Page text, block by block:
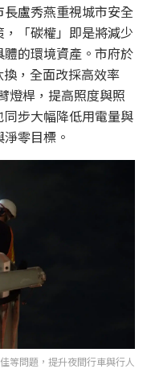
盧秀燕重視城市安全
「碳權」即是將減少
的環境資產。市府於
，全面改採高效率
燈桿，提高照度與照
步大幅降低用電量與
零目標。
等問題，提升夜間行車與行人